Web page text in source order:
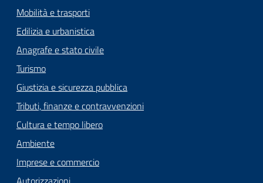
Mobilità e trasporti
Edilizia e urbanistica
Anagrafe e stato civile
Turismo
Giustizia e sicurezza pubblica
Tributi, finanze e contravvenzioni
Cultura e tempo libero
Ambiente
Imprese e commercio